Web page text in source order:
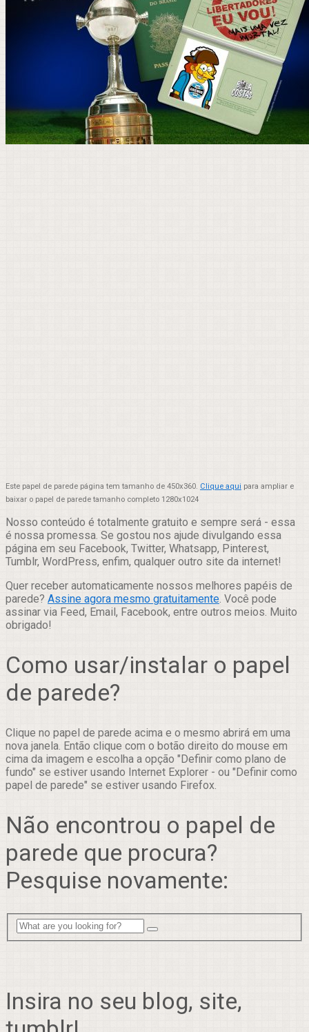
Este papel de parede página tem tamanho de 450x360. Clique aqui para ampliar e
baixar o papel de parede tamanho completo 1280x1024
Nosso conteúdo é totalmente gratuito e sempre será - essa
é nossa promessa. Se gostou nos ajude divulgando essa
página em seu Facebook, Twitter, Whatsapp, Pinterest,
Tumblr, WordPress, enfim, qualquer outro site da internet!
Quer receber automaticamente nossos melhores papéis de
parede? Assine agora mesmo gratuitamente. Você pode
assinar via Feed, Email, Facebook, entre outros meios. Muito
obrigado!
Como usar/instalar o papel
de parede?
Clique no papel de parede acima e o mesmo abrirá em uma
nova janela. Então clique com o botão direito do mouse em
cima da imagem e escolha a opção "Definir como plano de
fundo" se estiver usando Internet Explorer - ou "Definir como
papel de parede" se estiver usando Firefox.
Não encontrou o papel de
parede que procura?
Pesquise novamente:
Insira no seu blog, site,